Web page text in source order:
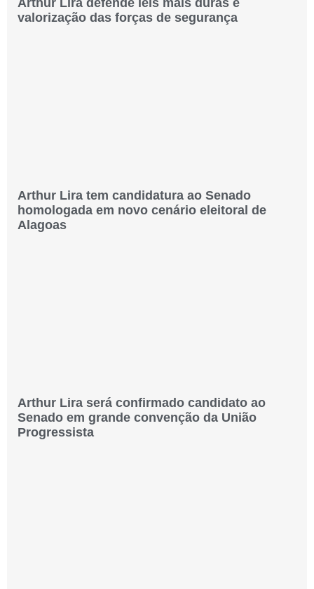
Arthur Lira defende leis mais duras e
valorização das forças de segurança
Arthur Lira tem candidatura ao Senado
homologada em novo cenário eleitoral de
Alagoas
Arthur Lira será confirmado candidato ao
Senado em grande convenção da União
Progressista